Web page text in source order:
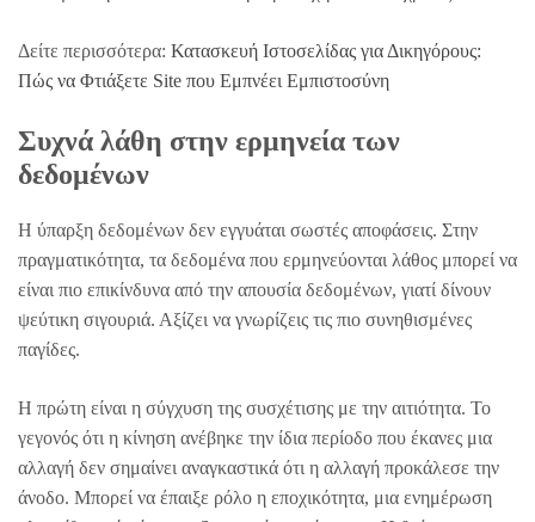
Δείτε περισσότερα: Κατασκευή Ιστοσελίδας για Δικηγόρους:
Πώς να Φτιάξετε Site που Εμπνέει Εμπιστοσύνη
Συχνά λάθη στην ερμηνεία των
δεδομένων
Η ύπαρξη δεδομένων δεν εγγυάται σωστές αποφάσεις. Στην
πραγματικότητα, τα δεδομένα που ερμηνεύονται λάθος μπορεί να
είναι πιο επικίνδυνα από την απουσία δεδομένων, γιατί δίνουν
ψεύτικη σιγουριά. Αξίζει να γνωρίζεις τις πιο συνηθισμένες
παγίδες.
Η πρώτη είναι η σύγχυση της συσχέτισης με την αιτιότητα. Το
γεγονός ότι η κίνηση ανέβηκε την ίδια περίοδο που έκανες μια
αλλαγή δεν σημαίνει αναγκαστικά ότι η αλλαγή προκάλεσε την
άνοδο. Μπορεί να έπαιξε ρόλο η εποχικότητα, μια ενημέρωση